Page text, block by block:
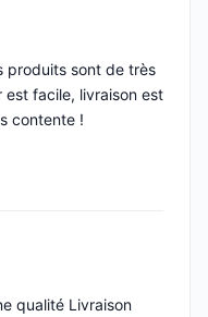
produits sont de très
facile, livraison est
contente !
qualité Livraison